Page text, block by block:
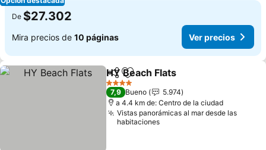
De $27.302
Mira precios de 10 páginas Ver precios
CompartirAgregar a favoritos
HY Beach Flats
4 Estrellas
7,9 Bueno
5.974
a 4.4 km de: Centro de la ciudad
Vistas panorámicas al mar desde las
habitaciones